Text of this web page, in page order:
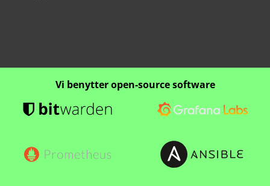
Vi benytter open-source software